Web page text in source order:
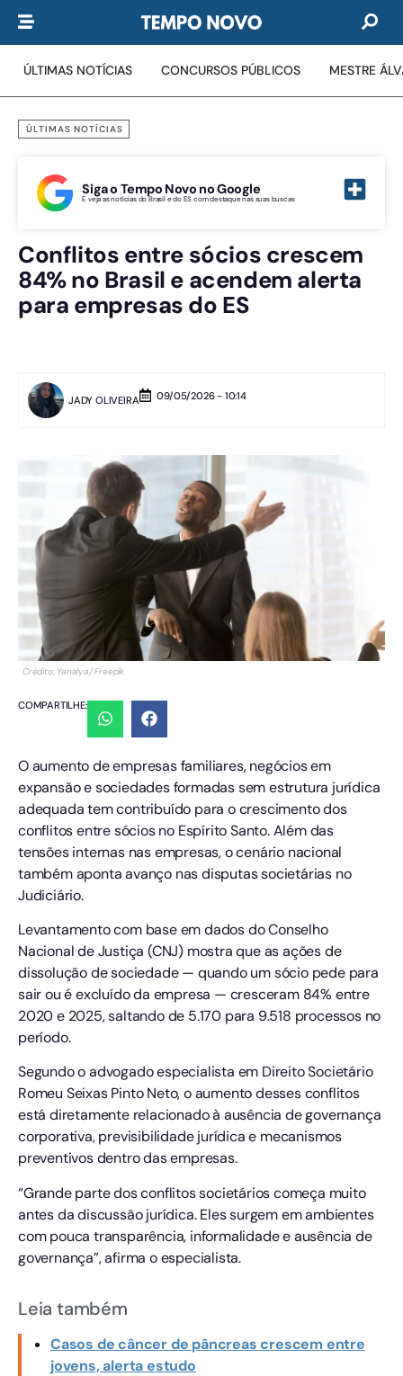
ÚLTIMAS NOTÍCIAS CONCURSOS PÚBLICOS MESTRE
ÚLTIMAS NOTÍCIAS
Siga o Tempo Novo no Google
E veja as notícias do Brasil e do ES com destaque nas suas buscas
Conflitos entre sócios crescem
84% no Brasil e acendem alerta
para empresas do ES
JADY OLIVEIRA 09/05/2026 - 10:14
Crédito: Yanalya/ Freepik
COMPARTILHE:
O aumento de empresas familiares, negócios em
expansão e sociedades formadas sem estrutura jurídica
adequada tem contribuído para o crescimento dos
conflitos entre sócios no Espírito Santo. Além das
tensões internas nas empresas, o cenário nacional
também aponta avanço nas disputas societárias no
Judiciário.
Levantamento com base em dados do Conselho
Nacional de Justiça (CNJ) mostra que as ações de
dissolução de sociedade — quando um sócio pede para
sair ou é excluído da empresa — cresceram 84% entre
2020 e 2025, saltando de 5.170 para 9.518 processos no
período.
Segundo o advogado especialista em Direito Societário
Romeu Seixas Pinto Neto, o aumento desses conflitos
está diretamente relacionado à ausência de governança
corporativa, previsibilidade jurídica e mecanismos
preventivos dentro das empresas.
“Grande parte dos conflitos societários começa muito
antes da discussão jurídica. Eles surgem em ambientes
com pouca transparência, informalidade e ausência de
governança”, afirma o especialista.
Leia também
Casos de câncer de pâncreas crescem entre
jovens, alerta estudo